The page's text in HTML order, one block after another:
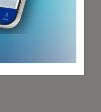
İş Konseyi